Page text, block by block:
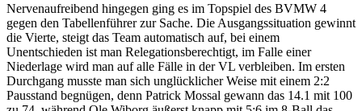
Nervenaufreibend hingegen ging es im Topspiel des BVMW 4
gegen den Tabellenführer zur Sache. Die Ausgangssituation gewinnt
die Vierte, steigt das Team automatisch auf, bei einem
Unentschieden ist man Relegationsberechtigt, im Falle einer
Niederlage wird man auf alle Fälle in der VL verbleiben. Im ersten
Durchgang musste man sich unglücklicher Weise mit einem 2:2
Pausstand begnügen, denn Patrick Mossal gewann das 14.1 mit 100